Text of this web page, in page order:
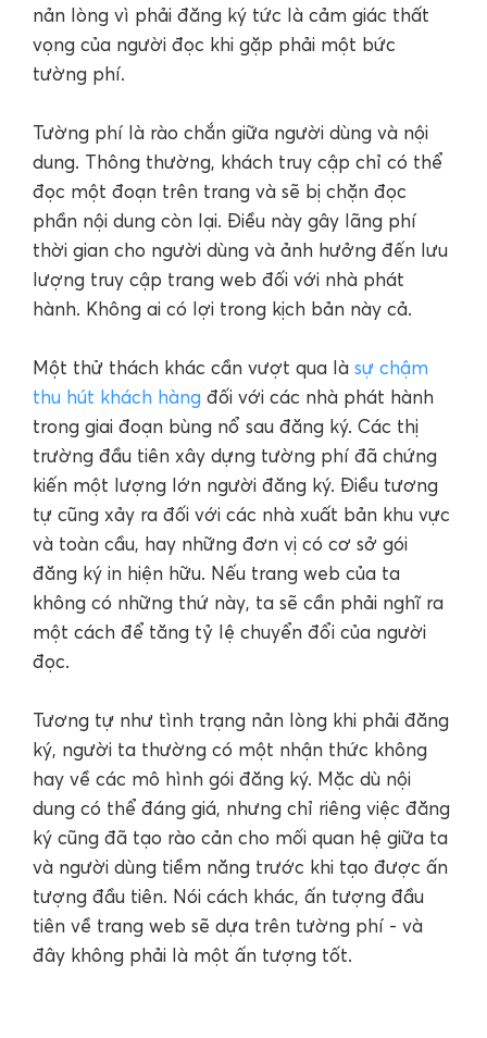
nản lòng vì phải đăng ký tức là cảm giác thất
vọng của người đọc khi gặp phải một bức
tường phí.
Tường phí là rào chắn giữa người dùng và nội
dung. Thông thường, khách truy cập chỉ có thể
đọc một đoạn trên trang và sẽ bị chặn đọc
phần nội dung còn lại. Điều này gây lãng phí
thời gian cho người dùng và ảnh hưởng đến lưu
lượng truy cập trang web đối với nhà phát
hành. Không ai có lợi trong kịch bản này cả.
Một thử thách khác cần vượt qua là sự chậm
thu hút khách hàng đối với các nhà phát hành
trong giai đoạn bùng nổ sau đăng ký. Các thị
trường đầu tiên xây dựng tường phí đã chứng
kiến một lượng lớn người đăng ký. Điều tương
tự cũng xảy ra đối với các nhà xuất bản khu vực
và toàn cầu, hay những đơn vị có cơ sở gói
đăng ký in hiện hữu. Nếu trang web của ta
không có những thứ này, ta sẽ cần phải nghĩ ra
một cách để tăng tỷ lệ chuyển đổi của người
đọc.
Tương tự như tình trạng nản lòng khi phải đăng
ký, người ta thường có một nhận thức không
hay về các mô hình gói đăng ký. Mặc dù nội
dung có thể đáng giá, nhưng chỉ riêng việc đăng
ký cũng đã tạo rào cản cho mối quan hệ giữa ta
và người dùng tiềm năng trước khi tạo được ấn
tượng đầu tiên. Nói cách khác, ấn tượng đầu
tiên về trang web sẽ dựa trên tường phí - và
đây không phải là một ấn tượng tốt.